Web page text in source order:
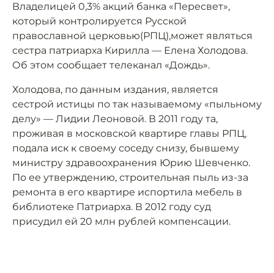
Владелицей 0,3% акций банка «Пересвет»,
который контролируется Русской
православной церковью(РПЦ),может являться
сестра патриарха Кирилла — Елена Холодова.
Об этом сообщает телеканал «Дождь».
Холодова, по данным издания, является
сестрой истицы по так называемому «пыльному
делу» — Лидии Леоновой. В 2011 году та,
проживая в московской квартире главы РПЦ,
подала иск к своему соседу снизу, бывшему
министру здравоохранения Юрию Шевченко.
По ее утверждению, строительная пыль из-за
ремонта в его квартире испортила мебель в
библиотеке Патриарха. В 2012 году суд
присудил ей 20 млн рублей компенсации.